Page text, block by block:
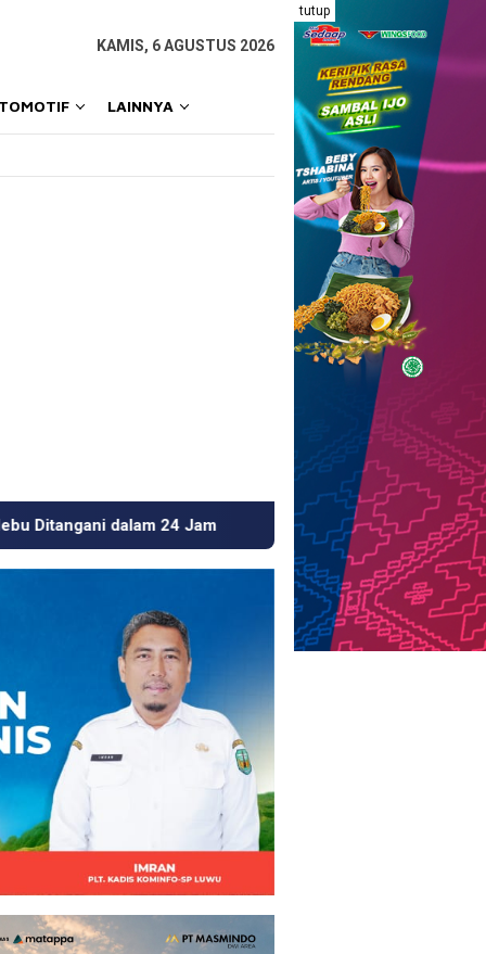
tutup
KAMIS, 6 AGUSTUS 2026
LAINNYA
Usai Beritakan Tambang Emas Ilegal di Luwu,